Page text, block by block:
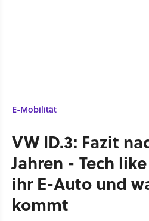
E-Mobilität
VW ID.3: Fazit
Jahren - Tech
ihr E-Auto und
kommt